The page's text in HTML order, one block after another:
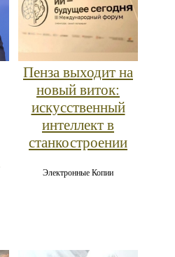
Пенза выходит на
новый виток:
искусственный
интеллект в
станкостроении
Электронные Копии